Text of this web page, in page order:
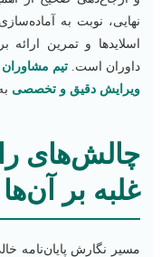
نهایی، نوبت به
اسلایدها و تمرین ارائه
داوران است.تیم مشاوران
ویرایش دقیق و تخصصی
چالش‌های
غلبه بر آن‌ها
مسیر نگارش پایان‌نامه